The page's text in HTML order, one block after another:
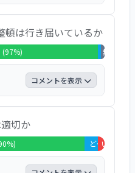
、「どちらともいえ
いいえ」の回答は
では、「職員とはよ
談で相談もできてい
れている一方、「職
機会が少ないです」
いた。
頓は行き届いているか
(97%) どちらと
無回答・
コメントを表示
、「どちらともいえ
無回答・非該当」
自由意見では、「毎
いる姿を見ているの
ます」「とても清潔
切か
どちらともいえない 4名 (6%)いいえ 2